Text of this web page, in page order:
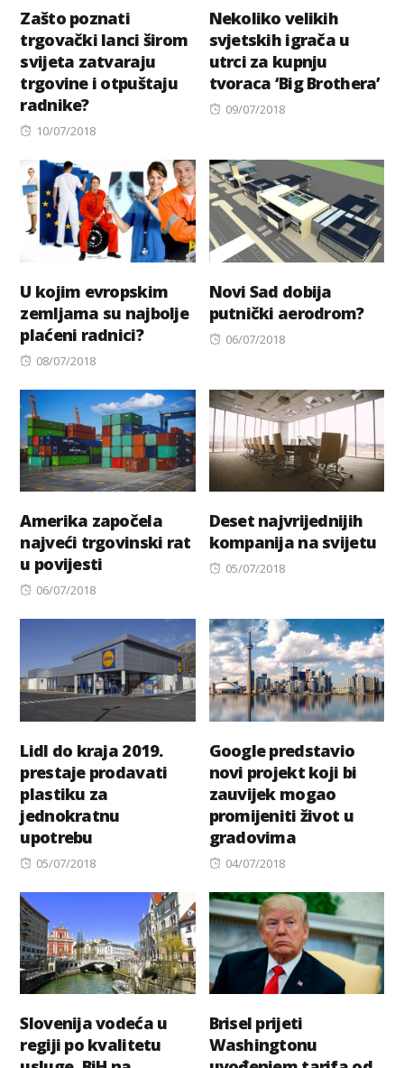
Zašto poznati
trgovački lanci širom
svijeta zatvaraju
trgovine i otpuštaju
radnike?
Posted
10/07/2018
Nekoliko velikih
svjetskih igrača u
utrci za kupnju
tvoraca ‘Big Brothera’
Posted
09/07/2018
U kojim evropskim
zemljama su najbolje
plaćeni radnici?
Posted
08/07/2018
Novi Sad dobija
putnički aerodrom?
Posted
06/07/2018
Amerika započela
najveći trgovinski rat
u povijesti
Posted
06/07/2018
Deset najvrijednijih
kompanija na svijetu
Posted
05/07/2018
Lidl do kraja 2019.
prestaje prodavati
plastiku za
jednokratnu
upotrebu
Posted
05/07/2018
Google predstavio
novi projekt koji bi
zauvijek mogao
promijeniti život u
gradovima
Posted
04/07/2018
Slovenija vodeća u
regiji po kvalitetu
Brisel prijeti
Washingtonu